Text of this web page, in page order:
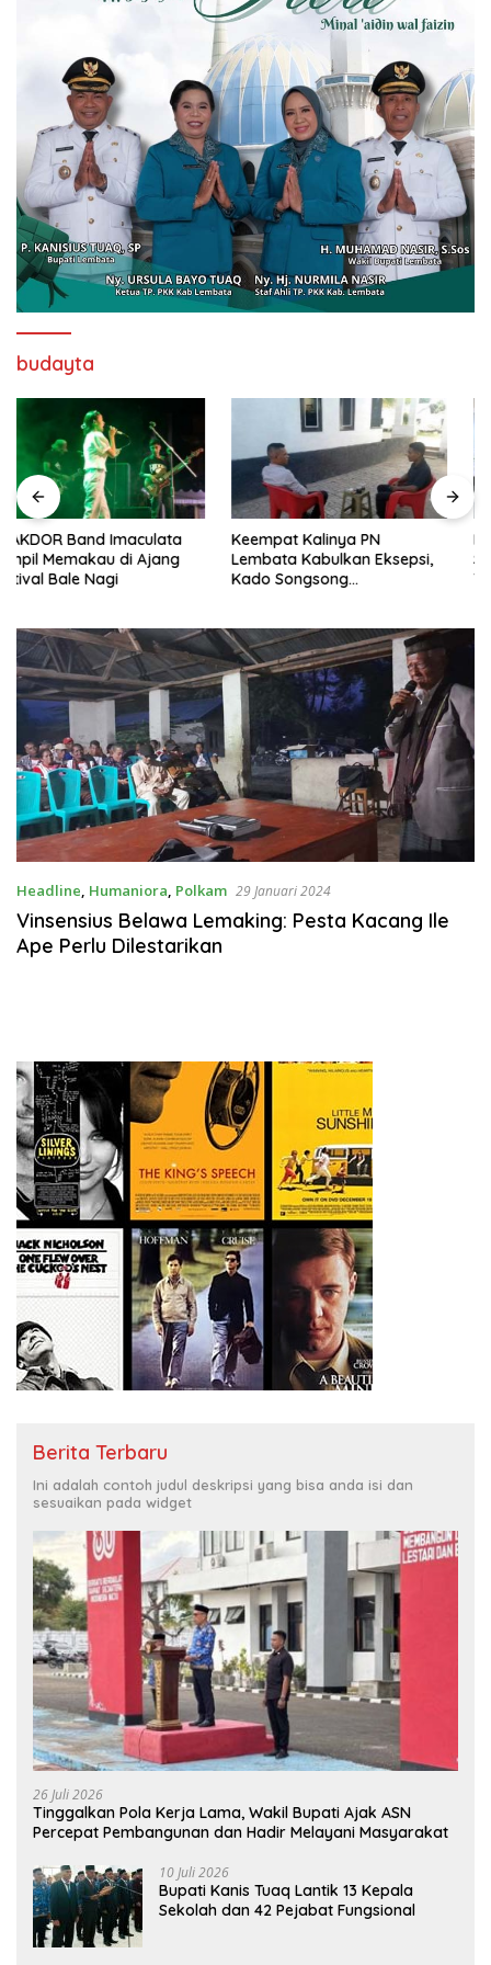
budayta
Keempat Kalinya PN
Lembata Kabulkan Eksepsi,
Kado Songsong
Lepas Persebata U-17 ke
Soeratin Cup, Wakil Bupati
Titip Harapan dan Harga Diri
Headline, Humaniora, Polkam 29 Januari 2024
Vinsensius Belawa Lemaking: Pesta Kacang Ile
Ape Perlu Dilestarikan
Berita Terbaru
Ini adalah contoh judul deskripsi yang bisa anda isi dan
sesuaikan pada widget
26 Juli 2026
Tinggalkan Pola Kerja Lama, Wakil Bupati Ajak ASN
Percepat Pembangunan dan Hadir Melayani Masyarakat
10 Juli 2026
Bupati Kanis Tuaq Lantik 13 Kepala
Sekolah dan 42 Pejabat Fungsional